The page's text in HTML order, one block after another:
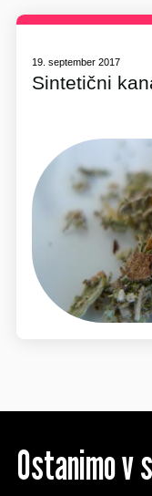
19. september 2017
Sintetični
Ostanimo v